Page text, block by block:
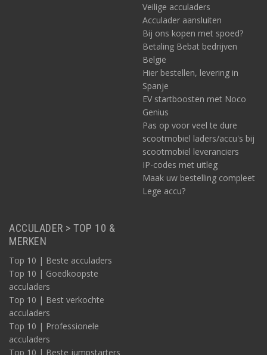
Meer zekeringen bekijken? Alle zekeringen kunt uhier
Een bijpassende zekeringhouder? Denk aandeze ofdeze.
Solar systeem 2000W/dag: welke kabels?
Wat betreft de kabels gaat het enerzijds om die tussen
het zonnepaneel en de laadregelaar, en anderzijds die
tussen de laadregelaar en de accu.
De kabels tussen het zonnepaneel en de laadregelaar kunnen
4mm2dik zijn. U kunt deze
De kabels tussen de laadregelaar en de accu berekent u als
Veilige acculaders
Acculader aansluiten
Bij ons kopen met spoed?
Betaling Bebat bedrijven
België
Hier bestellen, levering in
Spanje
EV startboosten met Noco
Genius
Pas op voor veel te dure
scootmobiel laders/accu's bij
scootmobiel leveranciers
IP-codes met uitleg
Maak uw bestelling compleet
Lege accu?
ACCULADER > TOP 10 &
MERKEN
Top 10 | Beste acculaders
Top 10 | Goedkoopste
acculaders
Top 10 | Best verkochte
acculaders
Top 10 | Professionele
acculaders
Top 10 | Beste jumpstarters